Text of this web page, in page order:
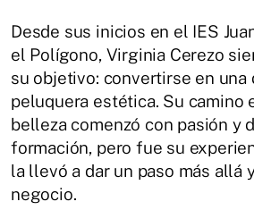
Desde sus inicios en el IES
el Polígono, Virginia Cerezo
su objetivo: convertirse en una
peluquera estética. Su camino
belleza comenzó con pasión y
formación, pero fue su
la llevó a dar un paso más allá
negocio.